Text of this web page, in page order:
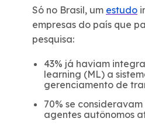
Só no Brasil, um estudo
empresas do país que
pesquisa:
43% já haviam
learning (ML) a
gerenciamento de
70% se
agentes autônomos